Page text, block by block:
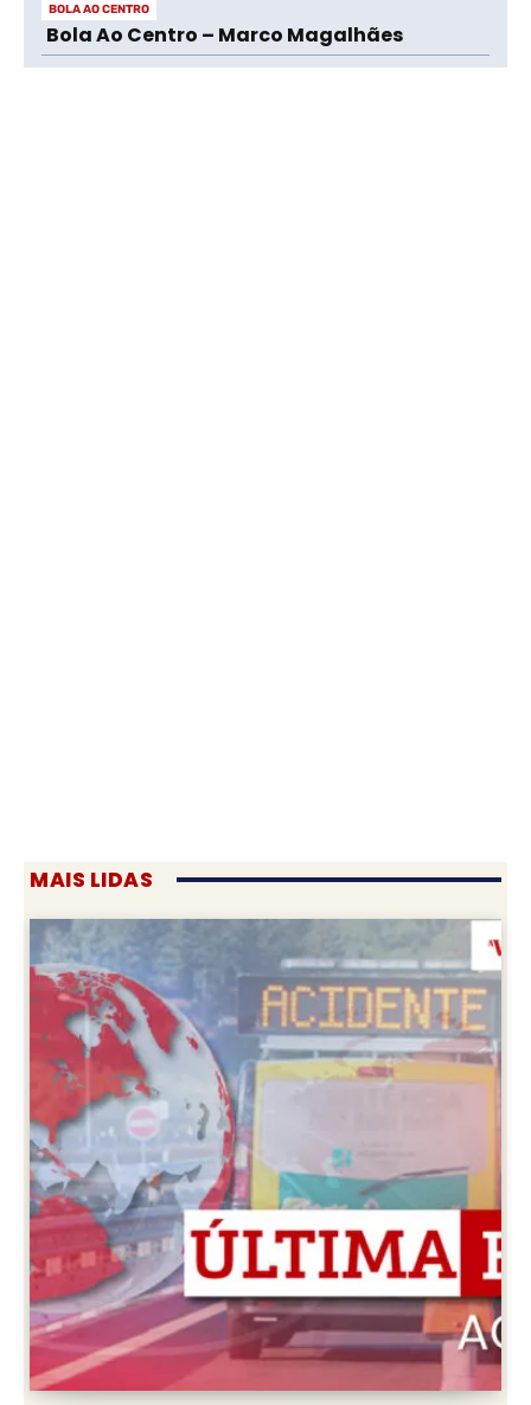
BOLA AO CENTRO
Bola Ao Centro – Marco Magalhães
MAIS LIDAS